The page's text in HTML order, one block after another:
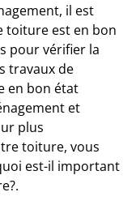
il est
toiture est en bon
pour vérifier la
travaux de
en bon état
et
plus
toiture, vous
est-il important
.